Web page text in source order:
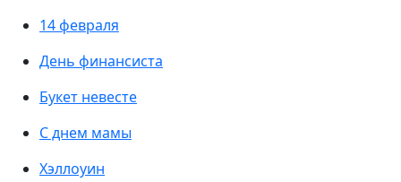
14 февраля
День финансиста
Букет невесте
С днем мамы
Хэллоуин